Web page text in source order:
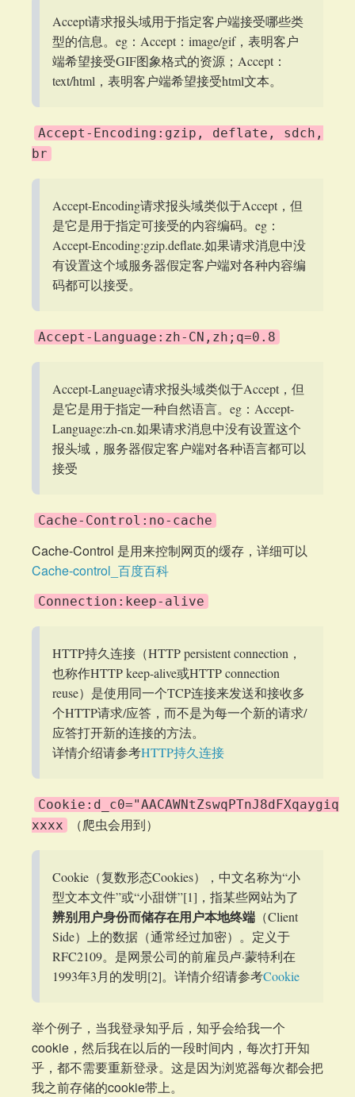
Accept请求报头域用于指定客户端接受哪些类
型的信息。eg：Accept：image/gif，表明客户
端希望接受GIF图象格式的资源；Accept：
text/html，表明客户端希望接受html文本。
Accept-Encoding:gzip, deflate, sdch,
br
Accept-Encoding请求报头域类似于Accept，但
是它是用于指定可接受的内容编码。eg：
Accept-Encoding:gzip.deflate.如果请求消息中没
有设置这个域服务器假定客户端对各种内容编
码都可以接受。
Accept-Language:zh-CN,zh;q=0.8
Accept-Language请求报头域类似于Accept，但
是它是用于指定一种自然语言。eg：Accept-
Language:zh-cn.如果请求消息中没有设置这个
报头域，服务器假定客户端对各种语言都可以
接受
Cache-Control:no-cache
Cache-Control 是用来控制网页的缓存，详细可以
Cache-control_百度百科
Connection:keep-alive
HTTP持久连接（HTTP persistent connection，
也称作HTTP keep-alive或HTTP connection
reuse）是使用同一个TCP连接来发送和接收多
个HTTP请求/应答，而不是为每一个新的请求/
应答打开新的连接的方法。
详情介绍请参考HTTP持久连接
xxxx
（爬虫会用到）
Cookie（复数形态Cookies），中文名称为“小
型文本文件”或“小甜饼”[1]，指某些网站为了
辨别用户身份而储存在用户本地终端 （Client
Side）上的数据（通常经过加密）。定义于
RFC2109。是网景公司的前雇员卢·蒙特利在
1993年3月的发明[2]。详情介绍请参考Cookie
举个例子，当我登录知乎后，知乎会给我一个
cookie，然后我在以后的一段时间内，每次打开知
乎，都不需要重新登录。这是因为浏览器每次都会把
我之前存储的cookie带上。